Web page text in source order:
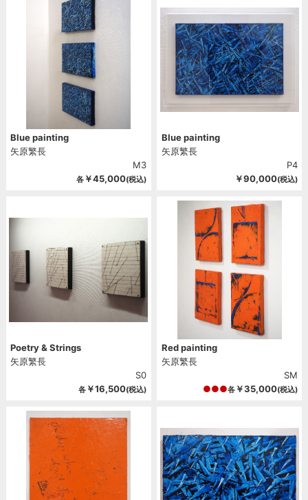
Blue painting
矢原繁長
M3
各 ￥45,000(税込)
Blue painting
矢原繁長
P4
￥90,000(税込)
Poetry & Strings
矢原繁長
S0
各 ￥16,500(税込)
Red painting
矢原繁長
SM
各￥35,000(税込)